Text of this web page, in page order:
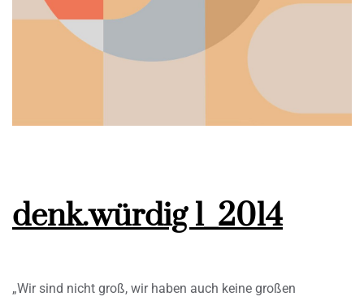
denk.würdig 1_2014
„Wir sind nicht groß, wir haben auch keine großen